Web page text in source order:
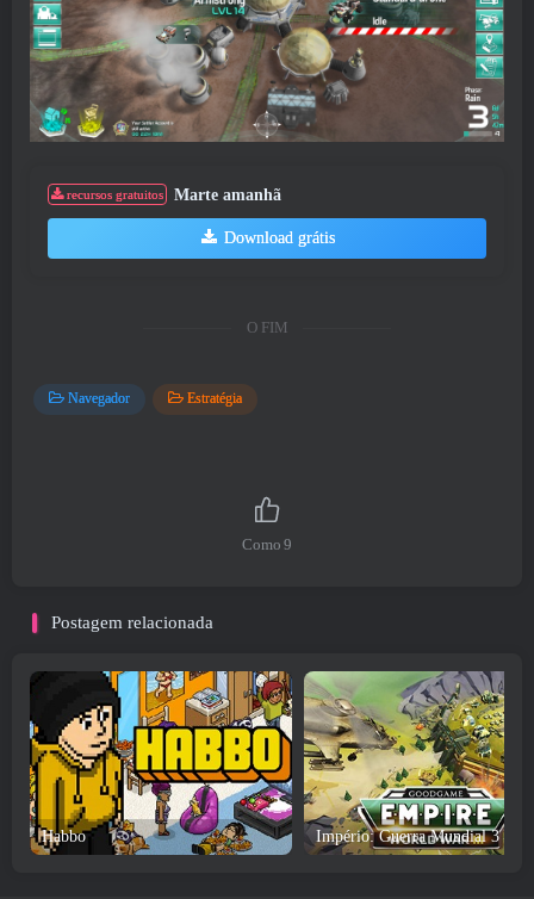
recursos gratuitos Marte amanhã
Download grátis
O FIM
Navegador Estratégia
Como 9
Postagem relacionada
Habbo Império: Guerra Mundial 3